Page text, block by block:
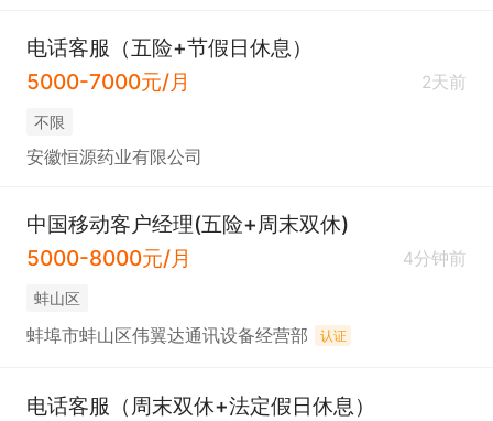
电话客服（五险+节假日休息）
5000-7000元/月
2天前
不限
安徽恒源药业有限公司
中国移动客户经理(五险+周末双休)
5000-8000元/月
4分钟前
蚌山区
蚌埠市蚌山区伟翼达通讯设备经营部 认证
电话客服（周末双休+法定假日休息）